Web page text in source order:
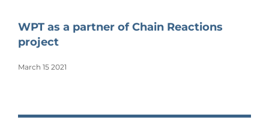
WPT as a partner of Chain Reactions
project
March 15 2021